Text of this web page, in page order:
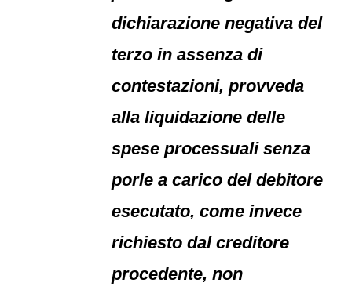
dichiarazione negativa del
terzo in assenza di
contestazioni, provveda
alla liquidazione delle
spese processuali senza
porle a carico del debitore
esecutato, come invece
richiesto dal creditore
procedente, non